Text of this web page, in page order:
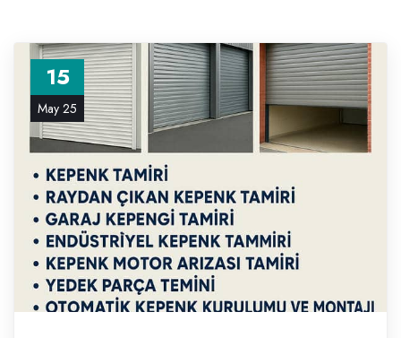
15
May 25